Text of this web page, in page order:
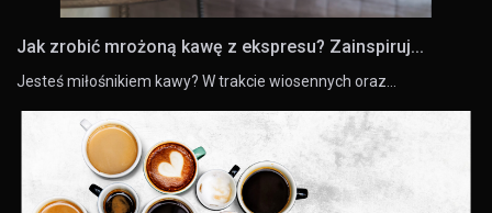
Jak zrobić mrożoną kawę z ekspresu? Zainspiruj...
Jesteś miłośnikiem kawy? W trakcie wiosennych oraz…